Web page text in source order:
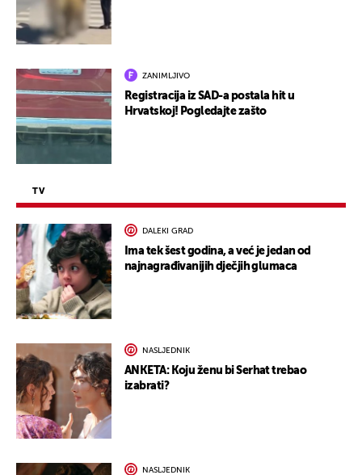
ZANIMLJIVO
Registracija iz SAD-a postala hit u
Hrvatskoj! Pogledajte zašto
TV
DALEKI GRAD
Ima tek šest godina, a već je jedan od
najnagrađivanijih dječjih glumaca
NASLJEDNIK
ANKETA: Koju ženu bi Serhat trebao
izabrati?
NASLJEDNIK